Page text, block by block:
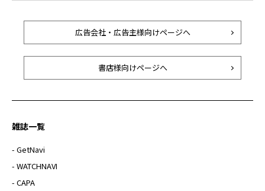
広告会社・広告主様向けページへ
書店様向けページへ
雑誌一覧
- GetNavi
- WATCHNAVI
- CAPA